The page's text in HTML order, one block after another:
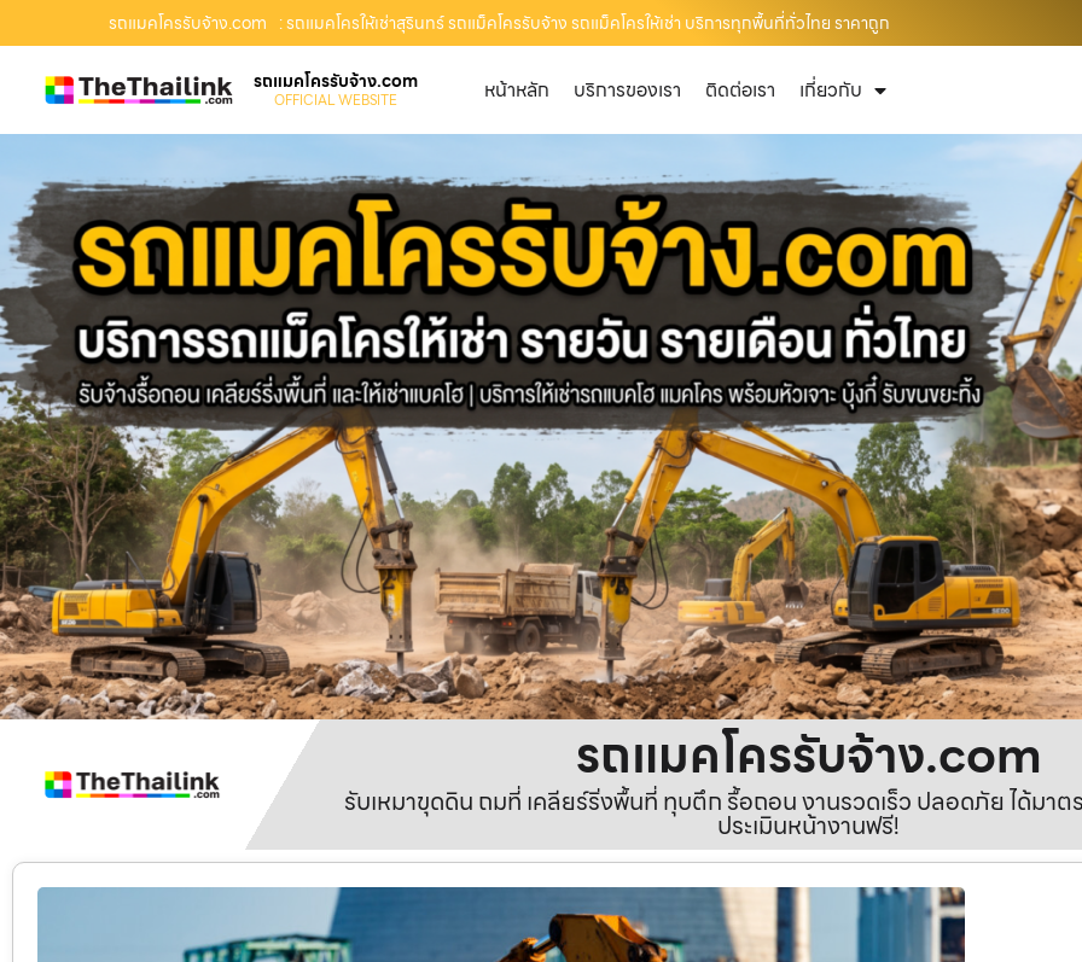
รถแมคโครรับจ้าง.com : รถแมคโครให้เช่าสุรินทร์ รถแม็คโครรับจ้าง รถแม็คโครให้เช่า บริการทุกพื้นที่ทั่วไทย ราคาถูก
รถแมคโครรับจ้าง.com
OFFICIAL WEBSITE หน้าหลัก บริการของเรา ติดต่อเรา เกี่ยวกับ
รถแมคโครรับจ้าง.com
รับเหมาขุดดิน ถมที่ เคลียร์ริ่งพื้นที่ ทุบตึก รื้อถอน งานรวดเร็ว ปลอดภัย ได้มาต
ประเมินหน้างานฟรี!